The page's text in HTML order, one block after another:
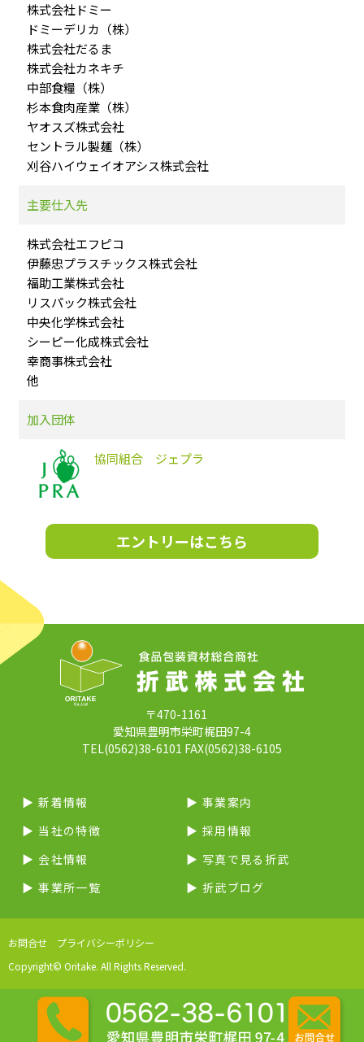
株式会社ドミー
ドミーデリカ（株）
株式会社だるま
株式会社カネキチ
中部食糧（株）
杉本食肉産業（株）
ヤオスズ株式会社
セントラル製麺（株）
刈谷ハイウェイオアシス株式会社
主要仕入先
株式会社エフピコ
伊藤忠プラスチックス株式会社
福助工業株式会社
リスパック株式会社
中央化学株式会社
シーピー化成株式会社
幸商事株式会社
他
加入団体
協同組合 ジェプラ
エントリーはこちら
〒470-1161
愛知県豊明市栄町梶田97-4
TEL(0562)38-6101 FAX(0562)38-6105
▶︎ 新着情報
▶︎ 当社の特徴
▶︎ 会社情報
▶︎ 事業所一覧
▶︎ 事業案内
▶︎ 採用情報
▶︎ 写真で見る折武
▶︎ 折武ブログ
お問合せ
プライバシーポリシー
Copyright© Oritake. All Rights Reserved.